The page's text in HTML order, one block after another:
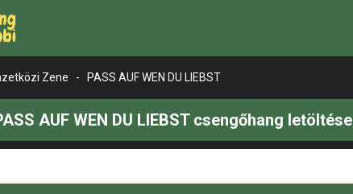
Zene - PASS AUF WEN DU LIEBST
AUF WEN DU LIEBST csengőhang letöltése